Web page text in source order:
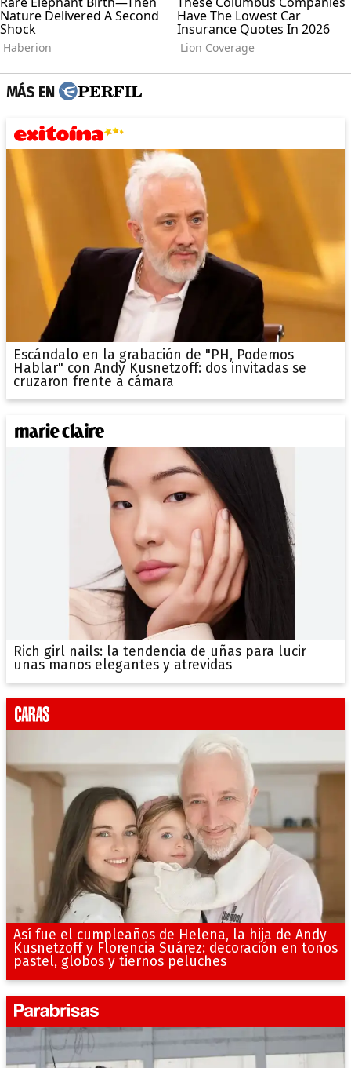
MÁS EN
Escándalo en la grabación de "PH, Podemos
Hablar" con Andy Kusnetzoff: dos invitadas se
cruzaron frente a cámara
Rich girl nails: la tendencia de uñas para lucir
unas manos elegantes y atrevidas
Así fue el cumpleaños de Helena, la hija de Andy
Kusnetzoff y Florencia Suárez: decoración en tonos
pastel, globos y tiernos peluches